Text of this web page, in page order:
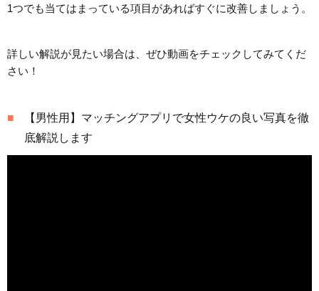
1つでも当てはまっている項目があればすぐに改善しましょう。
詳しい解説が見たい場合は、ぜひ動画をチェックしてみてくだ
さい！
【男性用】マッチングアプリで女性ウケの良い写真を徹
底解説します